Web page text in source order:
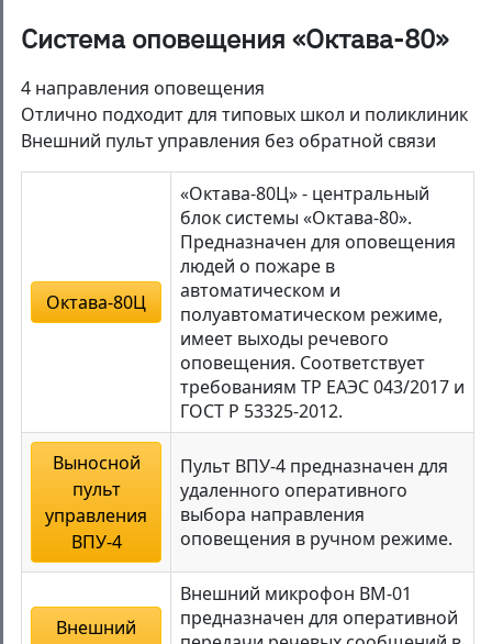
Система оповещения «Октава-80»
4 направления оповещения
Отлично подходит для типовых школ и поликлиник
Внешний пульт управления без обратной связи
Октава-80Ц
«Октава-80Ц» - центральный
блок системы «Октава-80».
Предназначен для оповещения
людей о пожаре в
автоматическом и
полуавтоматическом режиме,
имеет выходы речевого
оповещения. Соответствует
требованиям ТР ЕАЭС 043/2017 и
ГОСТ Р 53325-2012.
Выносной
пульт
управления
ВПУ-4
Пульт ВПУ-4 предназначен для
удаленного оперативного
выбора направления
оповещения в ручном режиме.
Внешний
Внешний микрофон ВМ-01
предназначен для оперативной